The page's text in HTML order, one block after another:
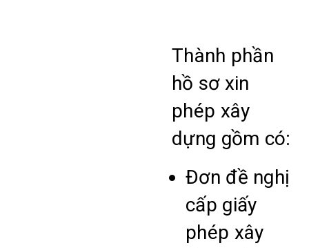
Thành phần
hồ sơ xin
phép xây
dựng gồm có:
Đơn đề nghị
cấp giấy
phép xây